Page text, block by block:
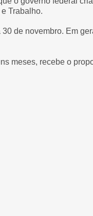
Trabalho.
de novembro. Em
meses, recebe o